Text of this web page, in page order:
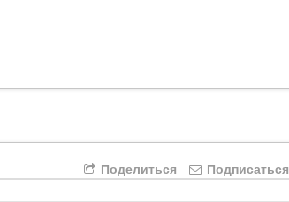
Подписаться
Поделиться